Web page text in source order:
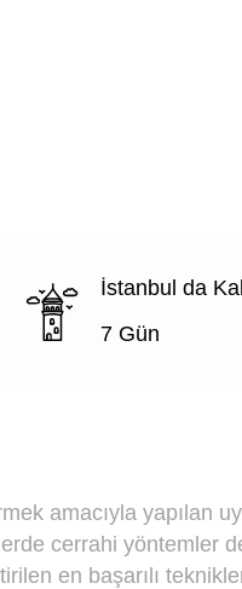
İstanbul da
7 Gün
amacıyla yapılan
cerrahi yöntemler
en başarılı